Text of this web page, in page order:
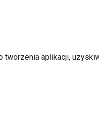
tworzenia aplikacji,